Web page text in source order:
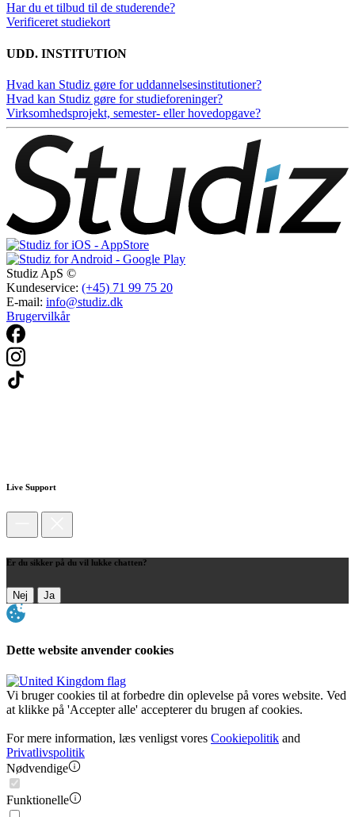
Har du et tilbud til de studerende?
Verificeret studiekort
UDD. INSTITUTION
Hvad kan Studiz gøre for uddannelsesinstitutioner?
Hvad kan Studiz gøre for studieforeninger?
Virksomhedsprojekt, semester- eller hovedopgave?
Studiz ApS ©
Kundeservice: (+45) 71 99 75 20
E-mail: info@studiz.dk
Brugervilkår
Live Support
Er du sikker på du vil lukke chatten?
Nej Ja
Dette website anvender cookies
Vi bruger cookies til at forbedre din oplevelse på vores website. Ved
at klikke på 'Accepter alle' accepterer du brugen af cookies.
For mere information, læs venligst vores Cookiepolitik and
Privatlivspolitik
Nødvendige
Funktionelle